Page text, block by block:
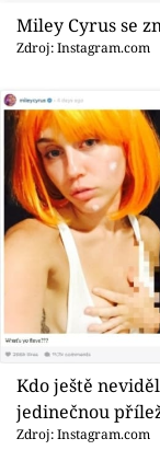
Miley Cyrus se
Zdroj: Instagram.com
Kdo ještě
jedinečnou
Zdroj: Instagram.com